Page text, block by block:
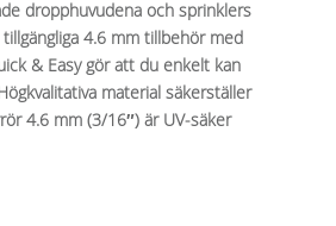
dropphuvudena och sprinklers
4.6 mm tillbehör med
& Easy gör att du enkelt kan
material säkerställer
4.6 mm (3/16″) är UV-säker